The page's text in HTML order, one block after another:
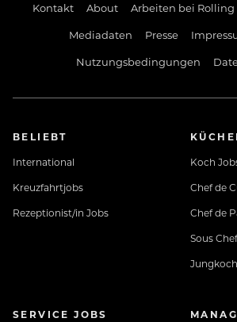
Kontakt About Arbeiten bei Rolling
Mediadaten
Presse
Nutzungsbedingungen
BELIEBT
International
Kreuzfahrtjobs
Rezeptionist/in Jobs
Koch
Chef de
Chef de
Sous Chef
Jungkoch
SERVICE JOBS